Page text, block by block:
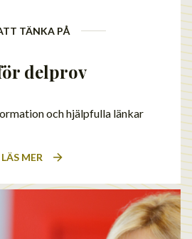
TÄNKA PÅ
delprov
och hjälpfulla länkar
LÄS MER